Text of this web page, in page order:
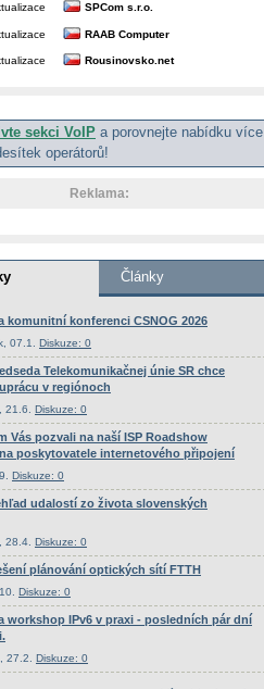
SPCom s.r.o.
RAAB Computer
Rousinovsko.net
sekci VoIP a porovnejte nabídku více
operátorů!
Reklama: